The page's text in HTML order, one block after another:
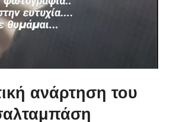
ανάρτηση του